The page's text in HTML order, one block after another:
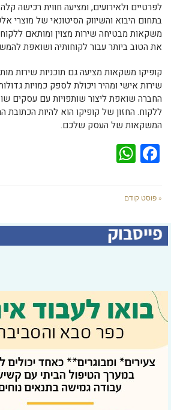
לפרטיים ולאירועים, ומציעה חווית רכישה קלה
בתחום היבוא והשיווק הסיטונאי של מוצרי
משקאות מבטיחה שירות מצוין ומותאם
את הטוב ביותר עבור לקוחותיה ושואפת
קופיקו משקאות מציעה גם תוכניות שירות
שירות אישי ומהיר ויכולת לספק כמויות
החברה שואפת ליצור שותפויות עם עסקים
ללקוח. החזון של קופיקו הוא להיות הכתובת
המשקאות של העסק שלכם.
Facebook
« פוסט קודם